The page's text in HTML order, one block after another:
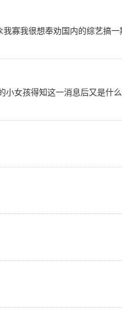
寡我很想奉劝国内的综艺搞
女孩得知这一消息后又是什